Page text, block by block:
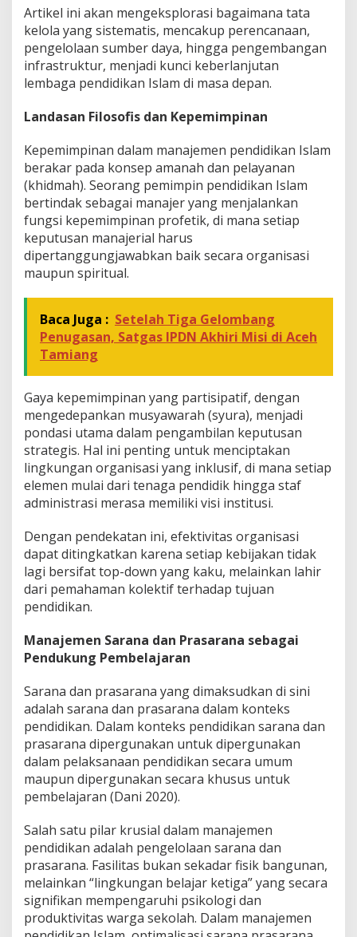
U
n
g
g
u
l
n
e
r
k
e
l
a
n
j
u
t
a
Artikel ini akan mengeksplorasi bagaimana tata
kelola yang sistematis, mencakup perencanaan,
pengelolaan sumber daya, hingga pengembangan
infrastruktur, menjadi kunci keberlanjutan
lembaga pendidikan Islam di masa depan.
Landasan Filosofis dan Kepemimpinan
Kepemimpinan dalam manajemen pendidikan Islam
berakar pada konsep amanah dan pelayanan
(khidmah). Seorang pemimpin pendidikan Islam
bertindak sebagai manajer yang menjalankan
fungsi kepemimpinan profetik, di mana setiap
keputusan manajerial harus
dipertanggungjawabkan baik secara organisasi
maupun spiritual.
Baca Juga : Setelah Tiga Gelombang
Penugasan, Satgas IPDN Akhiri Misi di Aceh
Tamiang
Gaya kepemimpinan yang partisipatif, dengan
mengedepankan musyawarah (syura), menjadi
pondasi utama dalam pengambilan keputusan
strategis. Hal ini penting untuk menciptakan
lingkungan organisasi yang inklusif, di mana setiap
elemen mulai dari tenaga pendidik hingga staf
administrasi merasa memiliki visi institusi.
Dengan pendekatan ini, efektivitas organisasi
dapat ditingkatkan karena setiap kebijakan tidak
lagi bersifat top-down yang kaku, melainkan lahir
dari pemahaman kolektif terhadap tujuan
pendidikan.
Manajemen Sarana dan Prasarana sebagai
Pendukung Pembelajaran
Sarana dan prasarana yang dimaksudkan di sini
adalah sarana dan prasarana dalam konteks
pendidikan. Dalam konteks pendidikan sarana dan
prasarana dipergunakan untuk dipergunakan
dalam pelaksanaan pendidikan secara umum
maupun dipergunakan secara khusus untuk
pembelajaran (Dani 2020).
Salah satu pilar krusial dalam manajemen
pendidikan adalah pengelolaan sarana dan
prasarana. Fasilitas bukan sekadar fisik bangunan,
melainkan “lingkungan belajar ketiga” yang secara
signifikan mempengaruhi psikologi dan
produktivitas warga sekolah. Dalam manajemen